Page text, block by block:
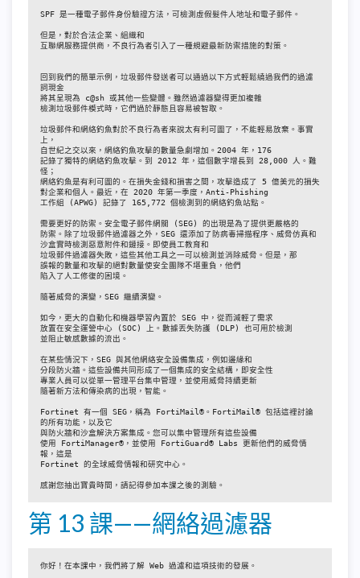
SPF 是一種電子郵件身份驗證方法，可檢測虛假髮件人地址和電子郵件。
但是，對於合法企業、組織和
互聯網服務提供商，不良行為者引入了一種規避最新防禦措施的對策。
回到我們的簡單示例，垃圾郵件發送者可以通過以下方式輕鬆繞過我們的過濾
詞現金
將其呈現為 c@sh 或其他一些變體。雖然過濾器變得更加複雜
檢測垃圾郵件模式時，它們過於靜態且容易被智取。
垃圾郵件和網絡釣魚對於不良行為者來說太有利可圖了，不能輕易放棄。事實
上，
自世紀之交以來，網絡釣魚攻擊的數量急劇增加。2004 年，176
記錄了獨特的網絡釣魚攻擊。到 2012 年，這個數字增長到 28,000 人。難
怪；
網絡釣魚是有利可圖的。在損失金錢和損害之間，攻擊造成了 5 億美元的損失
對企業和個人。最近，在 2020 年第一季度，Anti-Phishing
工作組 (APWG) 記錄了 165,772 個檢測到的網絡釣魚站點。
需要更好的防禦。安全電子郵件網關 (SEG) 的出現是為了提供更嚴格的
防禦。除了垃圾郵件過濾器之外，SEG 還添加了防病毒掃描程序、威脅仿真和
沙盒實時檢測惡意附件和鏈接。即使員工教育和
垃圾郵件過濾器失敗，這些其他工具之一可以檢測並消除威脅。但是，那
誤報的數量和攻擊的絕對數量使安全團隊不堪重負，他們
陷入了人工修復的困境。
隨著威脅的演變，SEG 繼續演變。
如今，更大的自動化和機器學習內置於 SEG 中，從而減輕了需求
放置在安全運營中心 (SOC) 上。數據丟失防護 (DLP) 也可用於檢測
並阻止敏感數據的流出。
在某些情況下，SEG 與其他網絡安全設備集成，例如邊緣和
分段防火牆。這些設備共同形成了一個集成的安全結構，即安全性
專業人員可以從單一管理平台集中管理，並使用威脅持續更新
隨著新方法和傳染病的出現，智能。
Fortinet 有一個 SEG，稱為 FortiMail®。FortiMail® 包括這裡討論
的所有功能，以及它
與防火牆和沙盒解決方案集成。您可以集中管理所有這些設備
使用 FortiManager®，並使用 FortiGuard® Labs 更新他們的威脅情
報，這是
Fortinet 的全球威脅情報和研究中心。
感謝您抽出寶貴時間，請記得參加本課之後的測驗。
第 13 課——網絡過濾器
你好！在本課中，我們將了解 Web 過濾和這項技術的發展。